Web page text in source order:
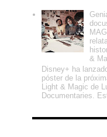
&
Disney+ ha
póster de la
Light & Magic de
Documentaries.